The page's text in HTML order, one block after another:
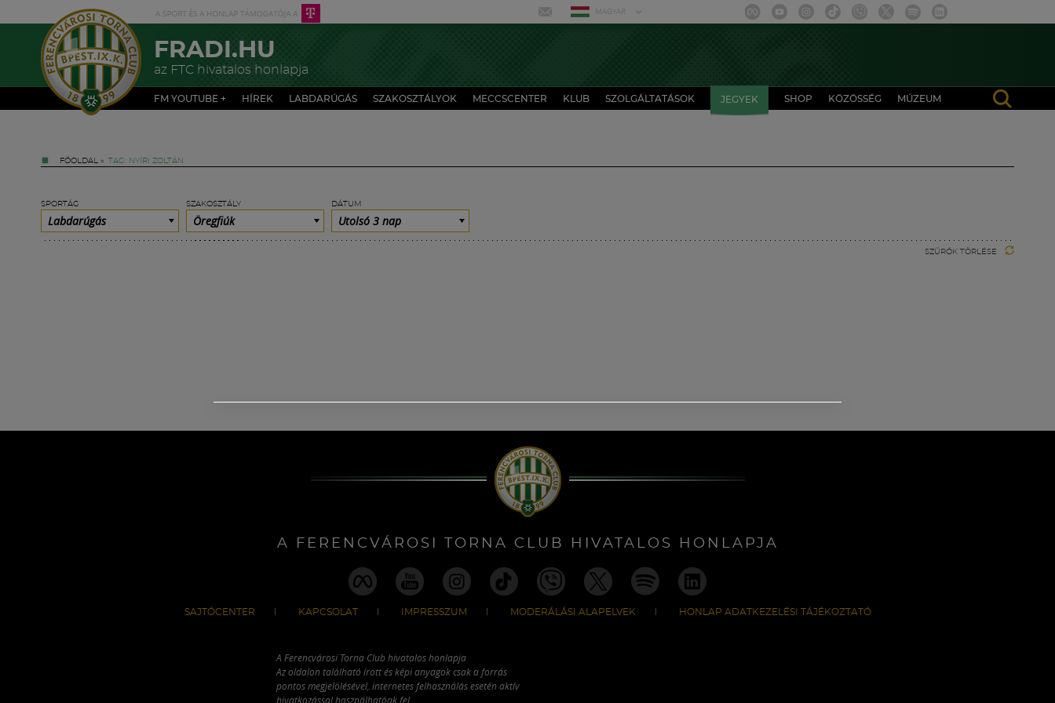
MAGYAR
FRADI.HU
az FTC hivatalos honlapja
FM YOUTUBE + HÍREK LABDARÚGÁS SZAKOSZTÁLYOK MECCSCENTER KLUB SZOLGÁLTATÁSOK JEGYEK SHOP KÖZÖSSÉG MÚZEUM
FŐOLDAL » TAG: NYÍRI ZOLTÁN
SPORTÁG
Labdarúgás
SZAKOSZTÁLY
Öregfiúk
DÁTUM
Utolsó 3 nap
SZŰRŐK TÖRLÉSE
A FERENCVÁROSI TORNA CLUB HIVATALOS HONLAPJA
SAJTÓCENTER KAPCSOLAT IMPRESSZUM MODERÁLÁSI ALAPELVEK HONLAP ADATKEZELÉSI TÁJÉKOZTATÓ
A Ferencvárosi Torna Club hivatalos honlapja
Az oldalon található írott és képi anyagok csak a forrás
pontos megjelölésével, internetes felhasználás esetén aktív
hivatkozással használhatóak fel.